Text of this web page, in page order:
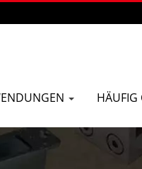
HÄUFIG